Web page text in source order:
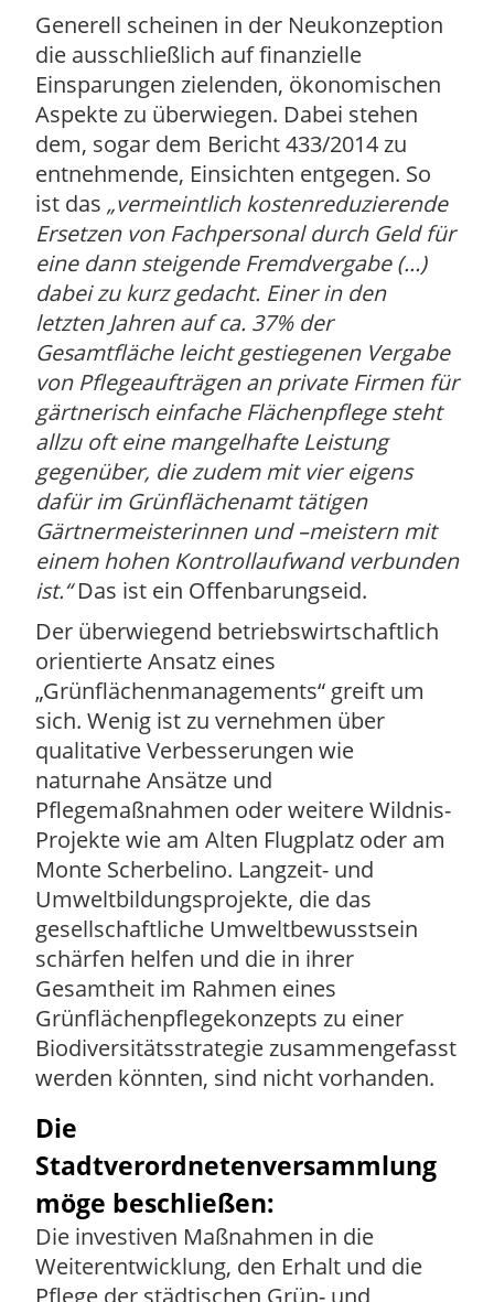
Generell scheinen in der Neukonzeption
die ausschließlich auf finanzielle
Einsparungen zielenden, ökonomischen
Aspekte zu überwiegen. Dabei stehen
dem, sogar dem Bericht 433/2014 zu
entnehmende, Einsichten entgegen. So
ist das
vermeintlich kostenreduzierende
Ersetzen von Fachpersonal durch Geld für
eine dann steigende Fremdvergabe (…)
dabei zu kurz gedacht. Einer in den
letzten Jahren auf ca. 37% der
Gesamtfläche leicht gestiegenen Vergabe
von Pflegeaufträgen an private Firmen für
gärtnerisch einfache Flächenpflege steht
allzu oft eine mangelhafte Leistung
gegenüber, die zudem mit vier eigens
dafür im Grünflächenamt tätigen
Gärtnermeisterinnen und –meistern mit
einem hohen Kontrollaufwand verbunden
ist. Das ist ein Offenbarungseid.
Der überwiegend betriebswirtschaftlich
orientierte Ansatz eines
„Grünflächenmanagements“ greift um
sich. Wenig ist zu vernehmen über
qualitative Verbesserungen wie
naturnahe Ansätze und
Pflegemaßnahmen oder weitere Wildnis-
Projekte wie am Alten Flugplatz oder am
Monte Scherbelino. Langzeit- und
Umweltbildungsprojekte, die das
gesellschaftliche Umweltbewusstsein
schärfen helfen und die in ihrer
Gesamtheit im Rahmen eines
Grünflächenpflegekonzepts zu einer
Biodiversitätsstrategie zusammengefasst
werden könnten, sind nicht vorhanden.
Die
Stadtverordnetenversammlung
möge beschließen:
Die investiven Maßnahmen in die
Weiterentwicklung, den Erhalt und die